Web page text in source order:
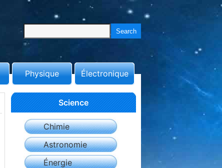
Physique Électronique
Science
Chimie
Astronomie
Énergie